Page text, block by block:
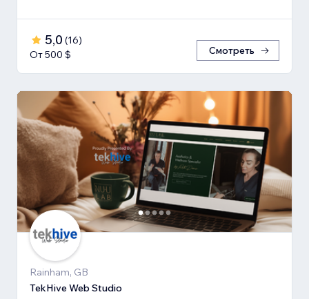
5,0 (16)
От 500 $
Смотреть
Rainham, GB
TekHive Web Studio